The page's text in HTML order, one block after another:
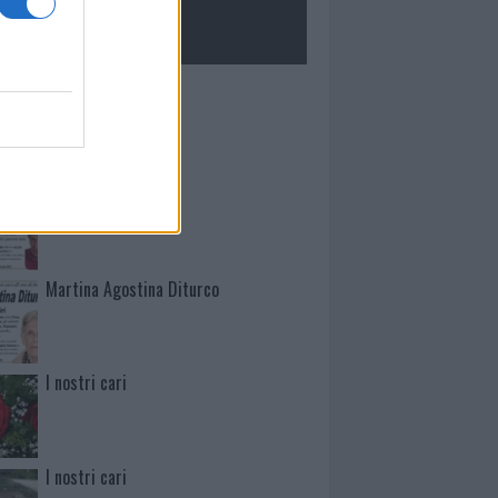
Mario Malu
Martina Agostina Diturco
I nostri cari
I nostri cari